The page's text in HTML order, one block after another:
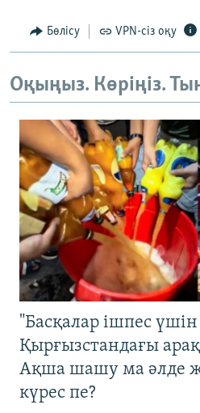
Бөлісу VPN-сіз оқу
Оқыңыз. Көріңіз.
"Басқалар ішпес үшін
Қырғызстандағы
Ақша шашу ма әлде
күрес пе?